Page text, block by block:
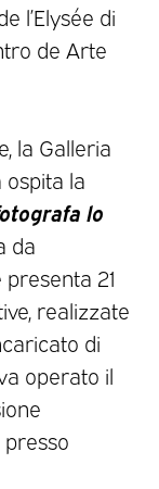
l’Elysée di
de Arte
la Galleria
ospita la
lo
da
21
realizzate
di
operato il